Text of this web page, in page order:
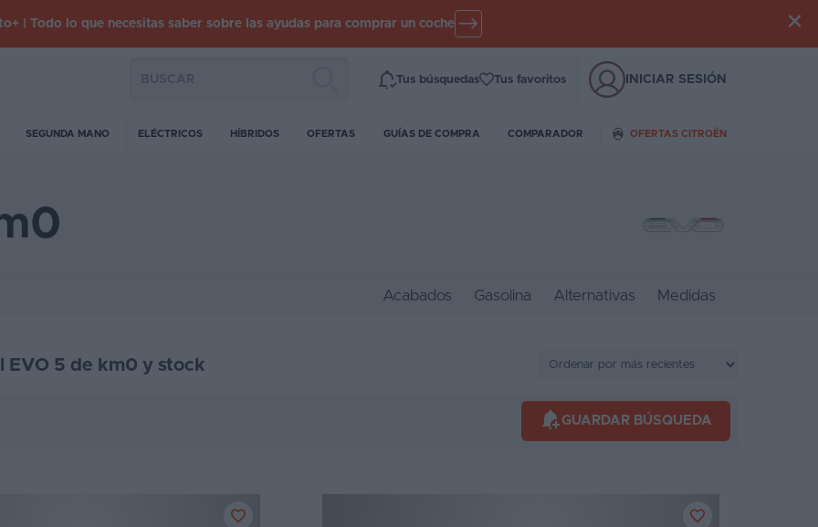
| Todo lo que necesitas saber sobre las ayudas para comprar un coche
Tus búsquedas Tus favoritos INICIAR SESIÓN
SEGUNDA MANO ELÉCTRICOS HÍBRIDOS OFERTAS GUÍAS DE COMPRA COMPARADOR OFERTAS CITROËN
Acabados Gasolina Alternativas Medidas
EVO 5 de km0 y stock
GUARDAR BÚSQUEDA